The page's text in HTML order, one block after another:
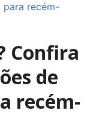
para recém-
Confira
de
recém-